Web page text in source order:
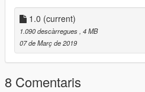
Traffic Cone: Rockstar Games
Brush: Rockstar Games
Fire Extinguisher: Rockstar Games
Skin: Plymie
Window Textures: Plymie
Handling Line: Chris Viper
1.0 (current)
1.090 descàrregues, 4 MB
07 de Març de 2019
8 Comentaris